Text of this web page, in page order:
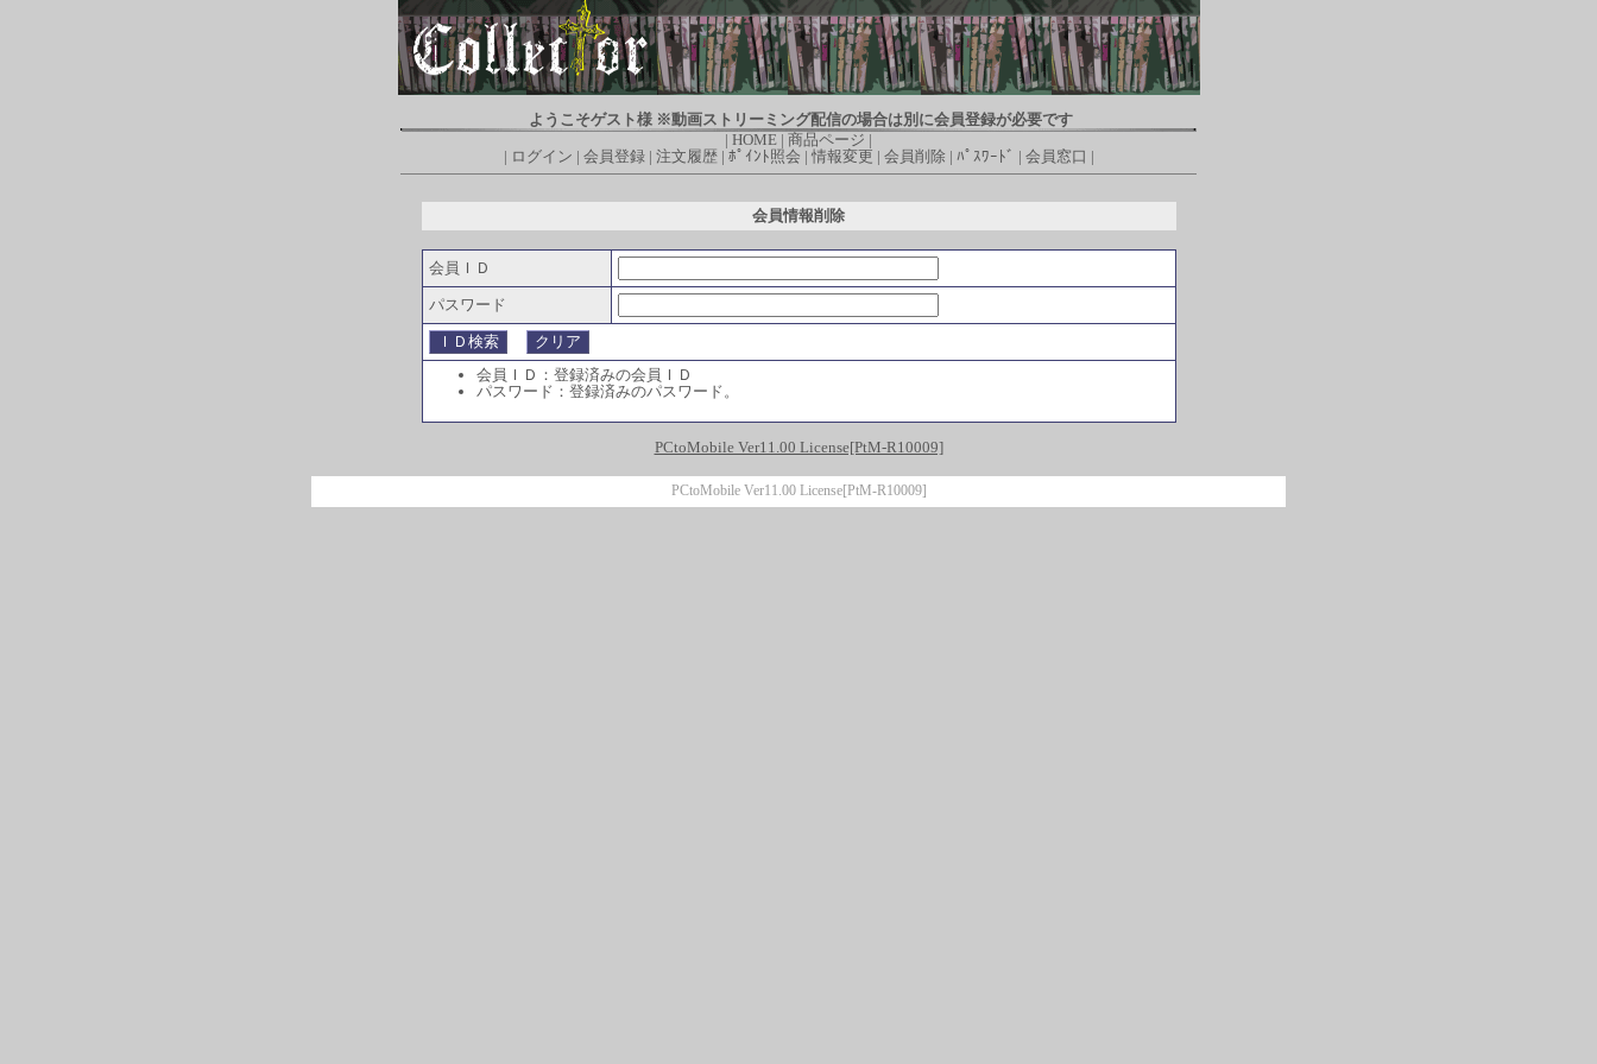
ようこそゲスト様 ※動画ストリーミング配信の場合は別に会員登録が必要です
| HOME | 商品ページ |
| ログイン | 会員登録| 注文履歴| ﾎﾟｲﾝﾄ照会 | 情報変更 | 会員削除 | ﾊﾟｽﾜｰﾄﾞ | 会員窓口 |
会員情報削除
会員ＩＤ
パスワード
会員ＩＤ：登録済みの会員ＩＤ
パスワード：登録済みのパスワード。
PCtoMobile Ver11.00 License[PtM-R10009]
PCtoMobile Ver11.00 License[PtM-R10009]